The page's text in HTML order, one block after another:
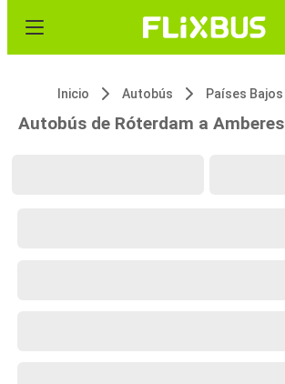
Inicio Autobús Países Bajos
Autobús de Róterdam a Amberes